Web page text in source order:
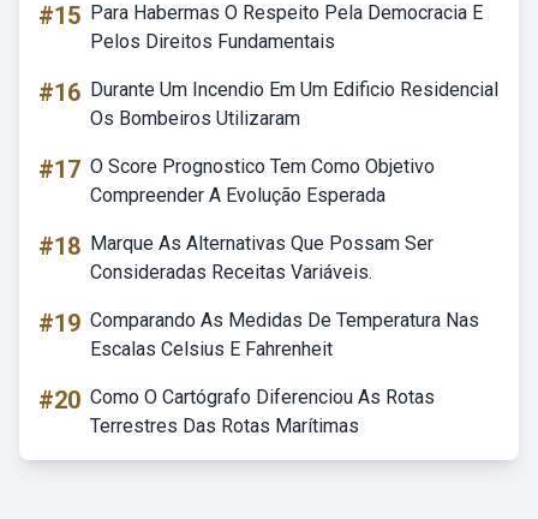
#15 Para Habermas O Respeito Pela Democracia E
Pelos Direitos Fundamentais
#16 Durante Um Incendio Em Um Edificio Residencial
Os Bombeiros Utilizaram
#17 O Score Prognostico Tem Como Objetivo
Compreender A Evolução Esperada
#18 Marque As Alternativas Que Possam Ser
Consideradas Receitas Variáveis.
#19 Comparando As Medidas De Temperatura Nas
Escalas Celsius E Fahrenheit
#20 Como O Cartógrafo Diferenciou As Rotas
Terrestres Das Rotas Marítimas